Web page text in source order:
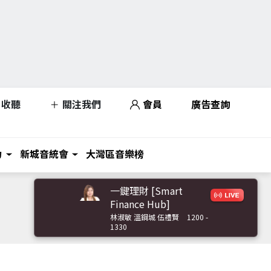
收聽 關注我們 會員 廣告查詢
新城音統會 大灣區音樂榜
一鍵理財 [Smart
Finance Hub]
林淑敏 溫鋼城 伍禮賢
1200 -
1330